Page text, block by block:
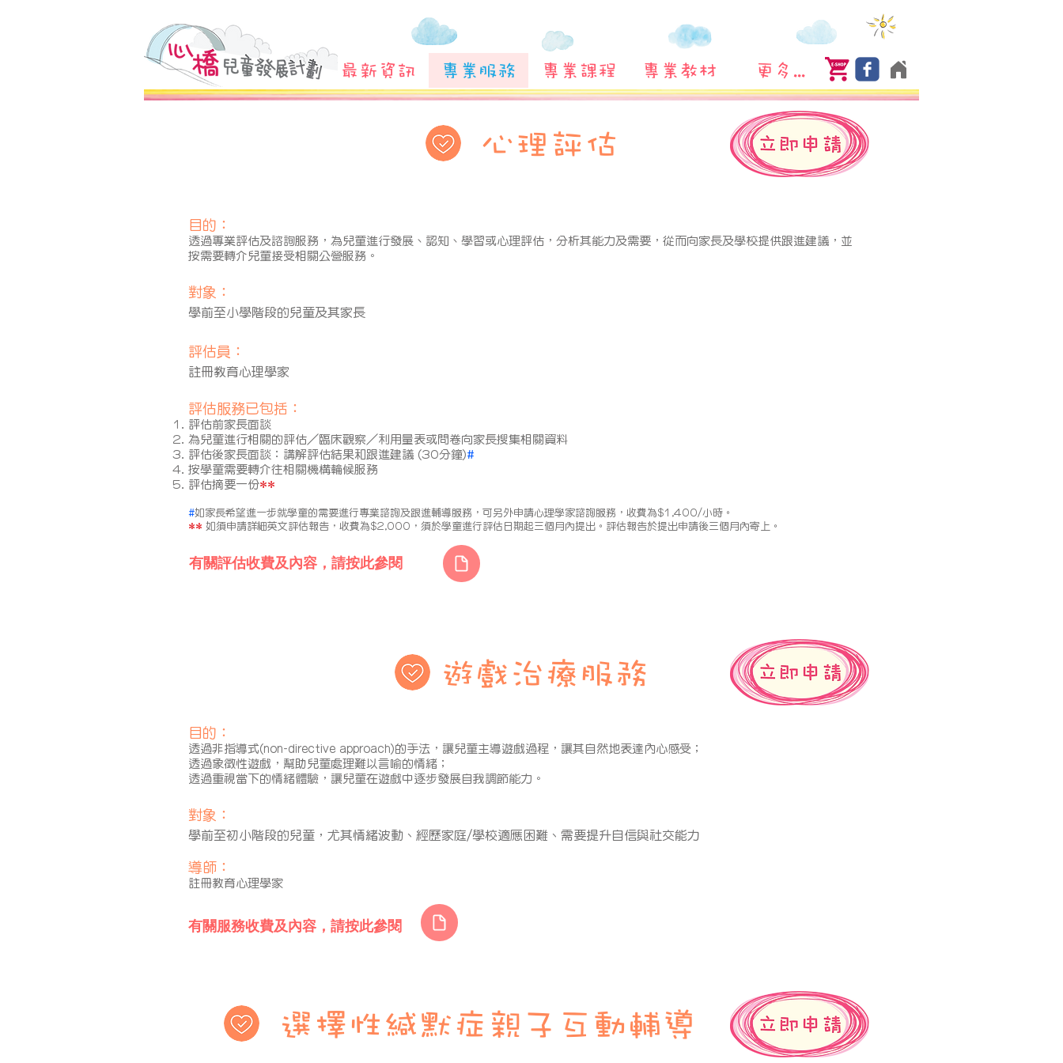
最新資訊 專業服務 專業課程 專業教材 更多...
心理評估
目的：
透過專業評估及諮詢服務，為兒童進行發展、認知、學習或心理評估，分析其能力及需要，從而向家長及學校提供跟進建議，並
按需要轉介兒童接受相關公營服務。
對象：
學前至小學階段的兒童及其家長
評估員：
註冊教育心理學家
評估服務已包括：
評估前家長面談
為兒童進行相關的評估／臨床觀察／利用量表或問卷向家長搜集相關資料
評估後家長面談：講解評估結果和跟進建議 (30分鐘)#
按學童需要轉介往相關機構輪候服務
評估摘要一份**
#如家長希望進一步就學童的需要進行專業諮詢及跟進輔導服務，可另外申請心理學家諮詢服務，收費為$1,400/小時。
** 如須申請詳細英文評估報告，收費為$2,000，須於學童進行評估日期起三個月內提出。評估報告於提出申請後三個月內寄上。
有關評估收費及內容，請按此參閱
遊戲治療服務
目的：
透過非指導式(non-directive approach)的手法，讓兒童主導遊戲過程，讓其自然地表達內心感受；
透過象徵性遊戲，幫助兒童處理難以言喻的情緒；
​透過重視當下的情緒體驗，讓兒童在遊戲中逐步發展自我調節能力。
對象：
學前至初小階段的兒童，尤其情緒波動、經歷家庭/學校適應困難、需要提升自信與社交能力
導師：
​註冊教育心理學家
有關服務收費及內容，請按此參閱
選擇性緘默症親子互動輔導